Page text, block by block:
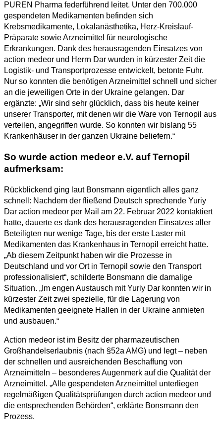
PUREN Pharma federführend leitet. Unter den 700.000
gespendeten Medikamenten befinden sich
Krebsmedikamente, Lokalanästhetika, Herz-Kreislauf-
Präparate sowie Arzneimittel für neurologische
Erkrankungen. Dank des herausragenden Einsatzes von
action medeor und Herrn Dar wurden in kürzester Zeit die
Logistik- und Transportprozesse entwickelt, betonte Fuhr.
Nur so konnten die benötigen Arzneimittel schnell und sicher
an die jeweiligen Orte in der Ukraine gelangen. Dar
ergänzte: „Wir sind sehr glücklich, dass bis heute keiner
unserer Transporter, mit denen wir die Ware von Ternopil aus
verteilen, angegriffen wurde. So konnten wir bislang 55
Krankenhäuser in der ganzen Ukraine beliefern.“
So wurde action medeor e.V. auf Ternopil
aufmerksam:
Rückblickend ging laut Bonsmann eigentlich alles ganz
schnell: Nachdem der fließend Deutsch sprechende Yuriy
Dar action medeor per Mail am 22. Februar 2022 kontaktiert
hatte, dauerte es dank des herausragenden Einsatzes aller
Beteiligten nur wenige Tage, bis der erste Laster mit
Medikamenten das Krankenhaus in Ternopil erreicht hatte.
„Ab diesem Zeitpunkt haben wir die Prozesse in
Deutschland und vor Ort in Ternopil sowie den Transport
professionalisiert“, schilderte Bonsmann die damalige
Situation. „Im engen Austausch mit Yuriy Dar konnten wir in
kürzester Zeit zwei spezielle, für die Lagerung von
Medikamenten geeignete Hallen in der Ukraine anmieten
und ausbauen.“
Action medeor ist im Besitz der pharmazeutischen
Großhandelserlaubnis (nach §52a AMG) und legt – neben
der schnellen und ausreichenden Beschaffung von
Arzneimitteln – besonderes Augenmerk auf die Qualität der
Arzneimittel. „Alle gespendeten Arzneimittel unterliegen
regelmäßigen Qualitätsprüfungen durch action medeor und
die entsprechenden Behörden“, erklärte Bonsmann den
Prozess.